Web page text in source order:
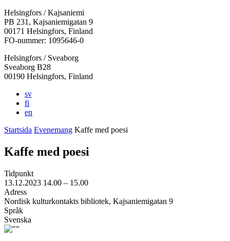
Facebook:
Öppnas
i
en
flik
Instagram:
Öppnas
i
en
flik
TikTok:
Öppnas
i
en
flik
Youtube:
Öppnas
i
en
flik
Vimeo:
Öppnas
i
en
flik
Helsingfors / Kajsaniemi
PB 231, Kajsaniemigatan 9
00171 Helsingfors, Finland
FO-nummer: 1095646-0
Helsingfors / Sveaborg
Sveaborg B28
00190 Helsingfors, Finland
sv
fi
en
Startsida Evenemang Kaffe med poesi
Kaffe med poesi
Tidpunkt
13.12.2023 14.00 – 15.00
Adress
Nordisk kulturkontakts bibliotek, Kajsaniemigatan 9
Språk
Svenska